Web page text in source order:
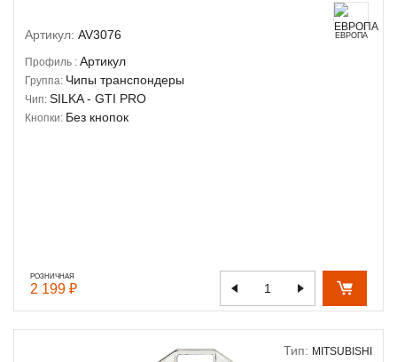
Артикул: AV3076 ЕВРОПА
Профиль : Артикул
Группа: Чипы транспондеры
Чип: SILKA - GTI PRO
Кнопки: Без кнопок
РОЗНИЧНАЯ
2 199 ₽
Тип: MITSUBISHI